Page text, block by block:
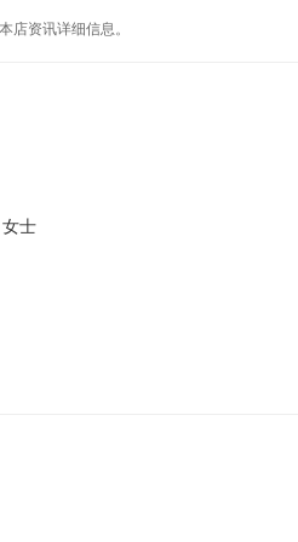
店资讯详细信息。
女士